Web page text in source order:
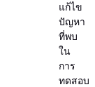
แก้ไข
ปัญหา
ที่พบ
ใน
การ
ทดสอบ